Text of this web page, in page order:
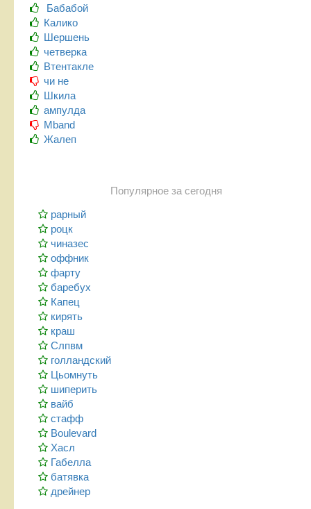
Бабабой
Калико
Шершень
четверка
Втентакле
чи не
Шкила
ампулда
Mband
Жалеп
Популярное за сегодня
рарный
роцк
чиназес
оффник
фарту
баребух
Капец
кирять
краш
Слпвм
голландский
Цьомнуть
шиперить
вайб
стафф
Boulevard
Хасл
Габелла
батявка
дрейнер